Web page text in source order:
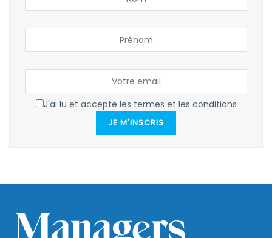
J'ai lu et accepte les termes et les conditions
JE M'INSCRIS